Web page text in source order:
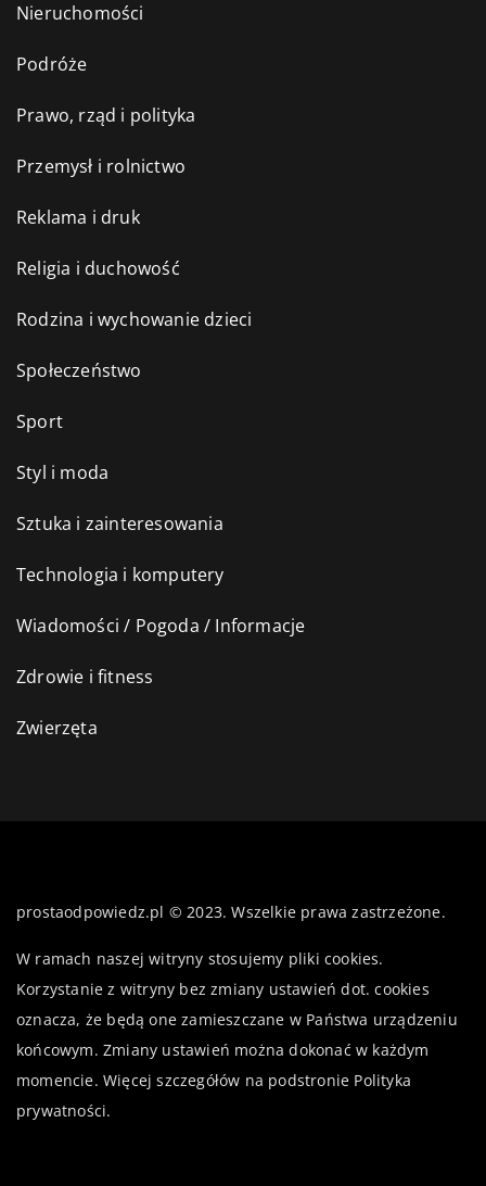
Nieruchomości
Podróże
Prawo, rząd i polityka
Przemysł i rolnictwo
Reklama i druk
Religia i duchowość
Rodzina i wychowanie dzieci
Społeczeństwo
Sport
Styl i moda
Sztuka i zainteresowania
Technologia i komputery
Wiadomości / Pogoda / Informacje
Zdrowie i fitness
Zwierzęta
prostaodpowiedz.pl © 2023. Wszelkie prawa zastrzeżone.
W ramach naszej witryny stosujemy pliki cookies.
Korzystanie z witryny bez zmiany ustawień dot. cookies
oznacza, że będą one zamieszczane w Państwa urządzeniu
końcowym. Zmiany ustawień można dokonać w każdym
momencie. Więcej szczegółów na podstronie Polityka
prywatności.